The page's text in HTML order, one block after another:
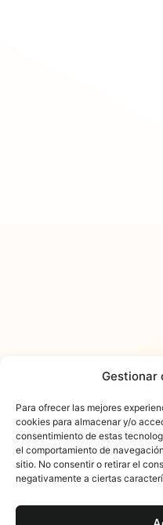
Gestionar
Para ofrecer las mejores
cookies para almacenar y/o
consentimiento de estas
el comportamiento de
sitio. No consentir o retirar el
negativamente a ciertas